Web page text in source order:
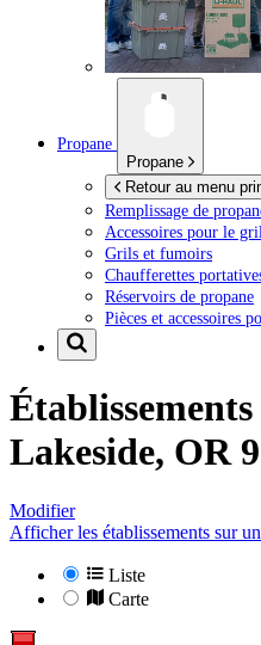
Propane
Propane
Retour au menu
Remplissage de
Accessoires pour le gril
Grils et fumoirs
Chaufferettes
Réservoirs de propane
Pièces et accessoires
Lakeside, OR
Modifier
Afficher les établissements sur
Liste
Carte